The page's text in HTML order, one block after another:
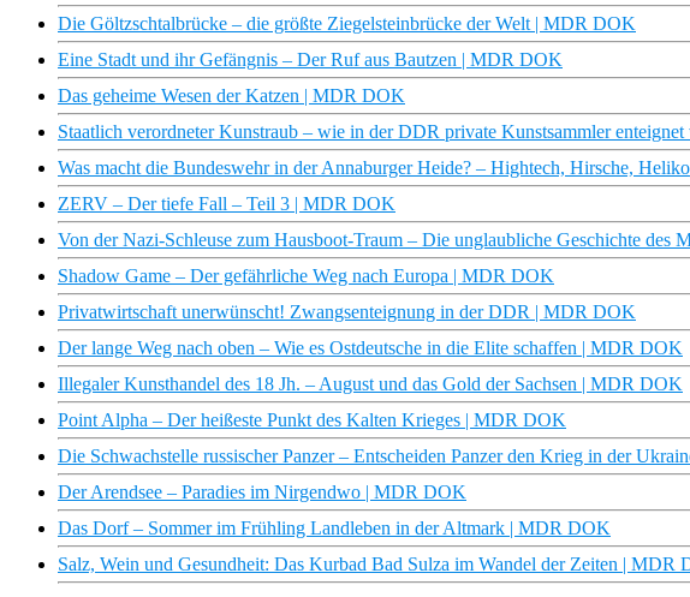
Die Göltzschtalbrücke – die größte Ziegelsteinbrücke der Welt | MDR DOK
Eine Stadt und ihr Gefängnis – Der Ruf aus Bautzen | MDR DOK
Das geheime Wesen der Katzen | MDR DOK
Staatlich verordneter Kunstraub – wie in der DDR private Kunstsammler
Was macht die Bundeswehr in der Annaburger Heide? – Hightech, Hirsche,
ZERV – Der tiefe Fall – Teil 3 | MDR DOK
Von der Nazi-Schleuse zum Hausboot-Traum – Die unglaubliche Geschichte des
Shadow Game – Der gefährliche Weg nach Europa | MDR DOK
Privatwirtschaft unerwünscht! Zwangsenteignung in der DDR | MDR DOK
Der lange Weg nach oben – Wie es Ostdeutsche in die Elite schaffen | MDR DOK
Illegaler Kunsthandel des 18 Jh. – August und das Gold der Sachsen | MDR DOK
Point Alpha – Der heißeste Punkt des Kalten Krieges | MDR DOK
Die Schwachstelle russischer Panzer – Entscheiden Panzer den Krieg in der
Der Arendsee – Paradies im Nirgendwo | MDR DOK
Das Dorf – Sommer im Frühling Landleben in der Altmark | MDR DOK
Salz, Wein und Gesundheit: Das Kurbad Bad Sulza im Wandel der Zeiten | MDR